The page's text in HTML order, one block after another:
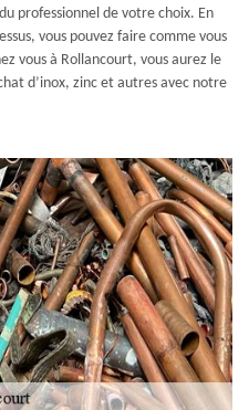
professionnel de votre choix. En
vous pouvez faire comme vous
vous à Rollancourt, vous aurez le
d’inox, zinc et autres avec notre